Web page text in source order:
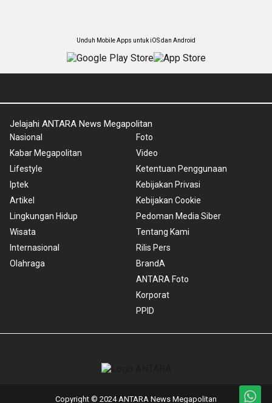
Unduh Mobile Apps untuk iOS dan Android
Jelajahi ANTARA News Megapolitan
Nasional
Kabar Megapolitan
Lifestyle
Iptek
Artikel
Lingkungan Hidup
Wisata
Internasional
Olahraga
Foto
Video
Ketentuan Penggunaan
Kebijakan Privasi
Kebijakan Cookie
Pedoman Media Siber
Tentang Kami
Rilis Pers
BrandA
ANTARA Foto
Korporat
PPID
Copyright © 2024 ANTARA News Megapolitan